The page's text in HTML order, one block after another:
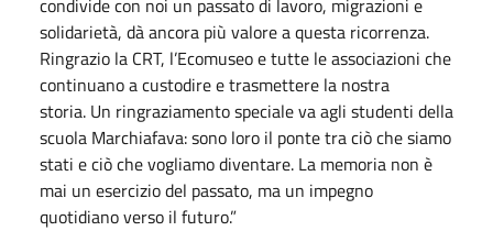
condivide con noi un passato di lavoro, migrazioni e
solidarietà, dà ancora più valore a questa ricorrenza.
Ringrazio la CRT, l’Ecomuseo e tutte le associazioni che
continuano a custodire e trasmettere la nostra
storia. Un ringraziamento speciale va agli studenti della
scuola Marchiafava: sono loro il ponte tra ciò che siamo
stati e ciò che vogliamo diventare. La memoria non è
mai un esercizio del passato, ma un impegno
quotidiano verso il futuro.”